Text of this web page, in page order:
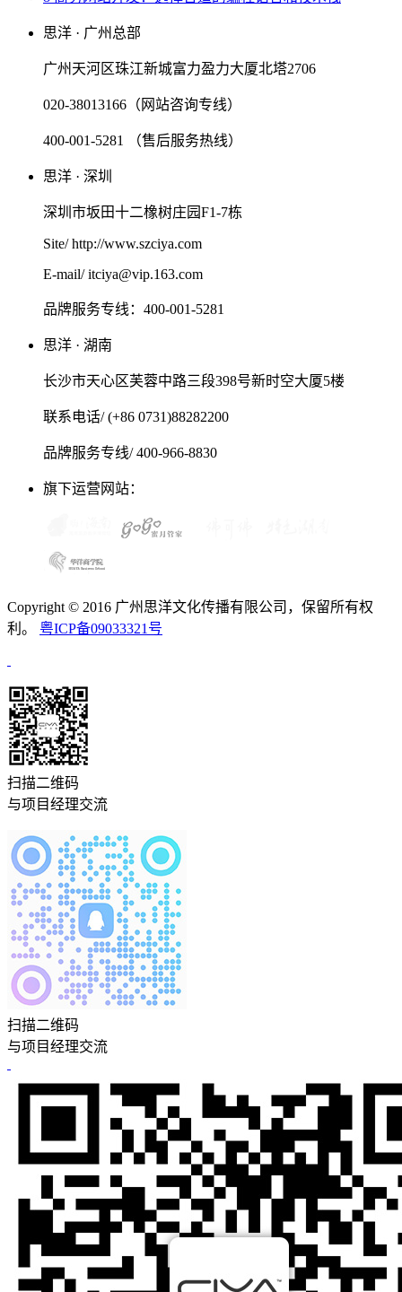
思洋 · 广州总部
广州天河区珠江新城富力盈力大厦北塔2706
020-38013166（网站咨询专线）
400-001-5281 （售后服务热线）
思洋 · 深圳
深圳市坂田十二橡树庄园F1-7栋
Site/ http://www.szciya.com
E-mail/ itciya@vip.163.com
品牌服务专线：400-001-5281
思洋 · 湖南
长沙市天心区芙蓉中路三段398号新时空大厦5楼
联系电话/ (+86 0731)88282200
品牌服务专线/ 400-966-8830
旗下运营网站：
Copyright © 2016 广州思洋文化传播有限公司，保留所有权
利。 粤ICP备09033321号
扫描二维码
与项目经理交流
扫描二维码
与项目经理交流